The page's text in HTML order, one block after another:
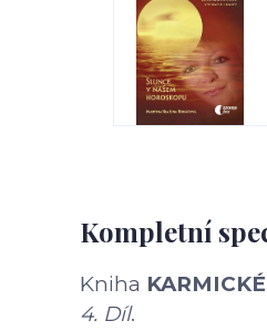
Kompletní
Kniha
4. Díl.